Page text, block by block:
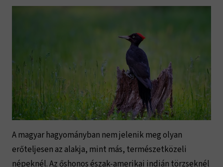
A magyar hagyományban nem jelenik meg olyan
erőteljesen az alakja, mint más, természetközeli
népeknél. Az őshonos észak-amerikai indián törzseknél